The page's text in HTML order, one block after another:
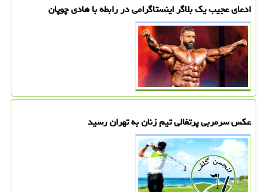
ادعای عجیب یک بلاگر اینستاگرامی در رابطه با هادی چوپان
عکس سرمربی پرتغالی تیم زنان به تهران رسید